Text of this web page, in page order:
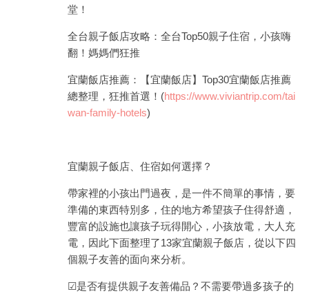
APP下載
堂！
全台親子飯店攻略：全台Top50親子住宿，小孩嗨
翻！媽媽們狂推
宜蘭飯店推薦：【宜蘭飯店】Top30宜蘭飯店推薦
總整理，狂推首選！(https://www.viviantrip.com/tai
wan-family-hotels)
宜蘭親子飯店、住宿如何選擇？
帶家裡的小孩出門過夜，是一件不簡單的事情，要
準備的東西特別多，住的地方希望孩子住得舒適，
豐富的設施也讓孩子玩得開心，小孩放電，大人充
電，因此下面整理了13家宜蘭親子飯店，從以下四
個親子友善的面向來分析。
☑是否有提供親子友善備品？不需要帶過多孩子的